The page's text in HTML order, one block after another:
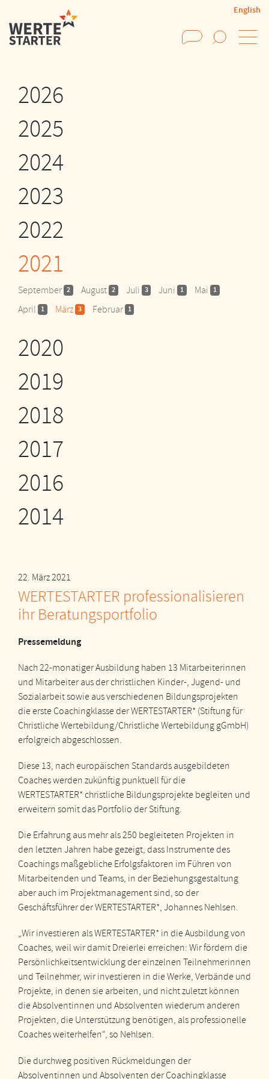
English
Suchen
2026
2025
2024
2023
2022
2021
September 2 August 2 Juli 3 Juni 1 Mai 1
April 1 März 3 Februar 1
2020
2019
2018
2017
2016
2014
22. März 2021
WERTESTARTER professionalisieren
ihr Beratungsportfolio
Pressemeldung
Nach 22-monatiger Ausbildung haben 13 Mitarbeiterinnen
und Mitarbeiter aus der christlichen Kinder-, Jugend- und
Sozialarbeit sowie aus verschiedenen Bildungsprojekten
die erste Coachingklasse der WERTESTARTER* (Stiftung für
Christliche Wertebildung/Christliche Wertebildung gGmbH)
erfolgreich abgeschlossen.
Diese 13, nach europäischen Standards ausgebildeten
Coaches werden zukünftig punktuell für die
WERTESTARTER* christliche Bildungsprojekte begleiten und
erweitern somit das Portfolio der Stiftung.
Die Erfahrung aus mehr als 250 begleiteten Projekten in
den letzten Jahren habe gezeigt, dass Instrumente des
Coachings maßgebliche Erfolgsfaktoren im Führen von
Mitarbeitenden und Teams, in der Beziehungsgestaltung
aber auch im Projektmanagement sind, so der
Geschäftsführer der WERTESTARTER*, Johannes Nehlsen.
„Wir investieren als WERTESTARTER* in die Ausbildung von
Coaches, weil wir damit Dreierlei erreichen: Wir fördern die
Persönlichkeitsentwicklung der einzelnen Teilnehmerinnen
und Teilnehmer, wir investieren in die Werke, Verbände und
Projekte, in denen sie arbeiten, und nicht zuletzt können
die Absolventinnen und Absolventen wiederum anderen
Projekten, die Unterstützung benötigen, als professionelle
Coaches weiterhelfen“, so Nehlsen.
Die durchweg positiven Rückmeldungen der
Absolventinnen und Absolventen der Coachingklasse